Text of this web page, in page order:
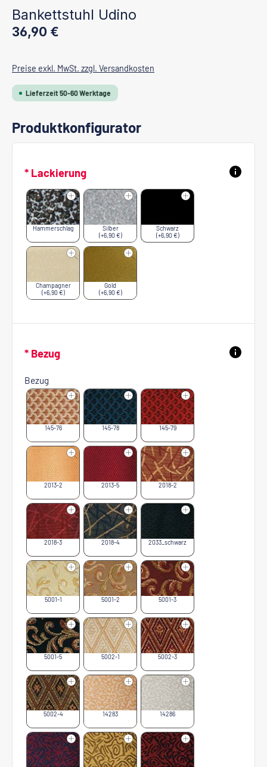
Bankettstuhl Udino
Regulärer Preis:
36,90 €
Preise exkl. MwSt. zzgl. Versandkosten
Lieferzeit 50-60 Werktage
Produktkonfigurator
* Lackierung
Hammerschlag
Silber
(+6,90 €)
Schwarz
(+6,90 €)
Champagner
(+6,90 €)
Gold
(+6,90 €)
* Bezug
Bezug
145-76 145-78 145-79
2013-2 2013-5 2018-2
2018-3 2018-4 2033_schwarz
5001-1 5001-2 5001-3
5001-5 5002-1 5002-3
5002-4 14283 14286